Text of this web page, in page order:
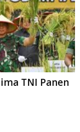
TNI Panen